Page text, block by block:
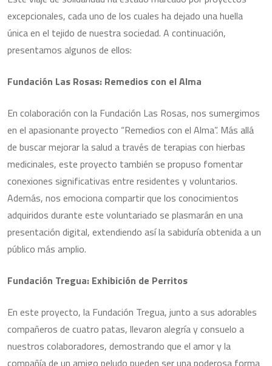
excepcionales, cada uno de los cuales ha dejado una huella
única en el tejido de nuestra sociedad. A continuación,
presentamos algunos de ellos:
Fundación Las Rosas: Remedios con el Alma
En colaboración con la Fundación Las Rosas, nos sumergimos
en el apasionante proyecto “Remedios con el Alma”. Más allá
de buscar mejorar la salud a través de terapias con hierbas
medicinales, este proyecto también se propuso fomentar
conexiones significativas entre residentes y voluntarios.
Además, nos emociona compartir que los conocimientos
adquiridos durante este voluntariado se plasmarán en una
presentación digital, extendiendo así la sabiduría obtenida a un
público más amplio.
Fundación Tregua: Exhibición de Perritos
En este proyecto, la Fundación Tregua, junto a sus adorables
compañeros de cuatro patas, llevaron alegría y consuelo a
nuestros colaboradores, demostrando que el amor y la
compañía de un amigo peludo pueden ser una poderosa forma